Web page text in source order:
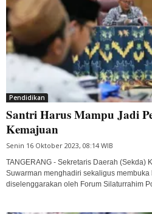
Pendidikan
Santri Harus Mampu Jadi
Kemajuan
Senin 16 Oktober 2023, 08:14 WIB
TANGERANG - Sekretaris Daerah (Sekda)
Suwarman menghadiri sekaligus
diselenggarakan oleh Forum Silaturrahim